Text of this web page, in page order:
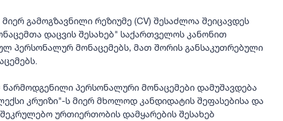
გამოგზავნილი რეზიუმე (CV) შესაძლოა შეიცავდეს
დაცვის შესახებ" საქართველოს კანონით
პერსონალურ მონაცემებს, მათ შორის განსაკუთრებული
პერსონალური მონაცემები დამუშავდება
კრუიზი"-ს მიერ მხოლოდ კანდიდატის შეფასებისა და
ურთიერთობის დამყარების შესახებ